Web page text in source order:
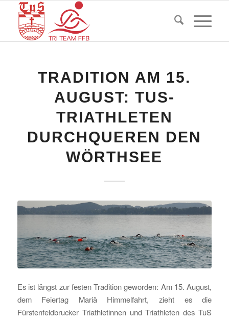
TRADITION AM 15.
AUGUST: TUS-
TRIATHLETEN
DURCHQUEREN DEN
WÖRTHSEE
Es ist längst zur festen Tradition geworden: Am 15. August,
dem Feiertag Mariä Himmelfahrt, zieht es die
Fürstenfeldbrucker Triathletinnen und Triathleten des TuS